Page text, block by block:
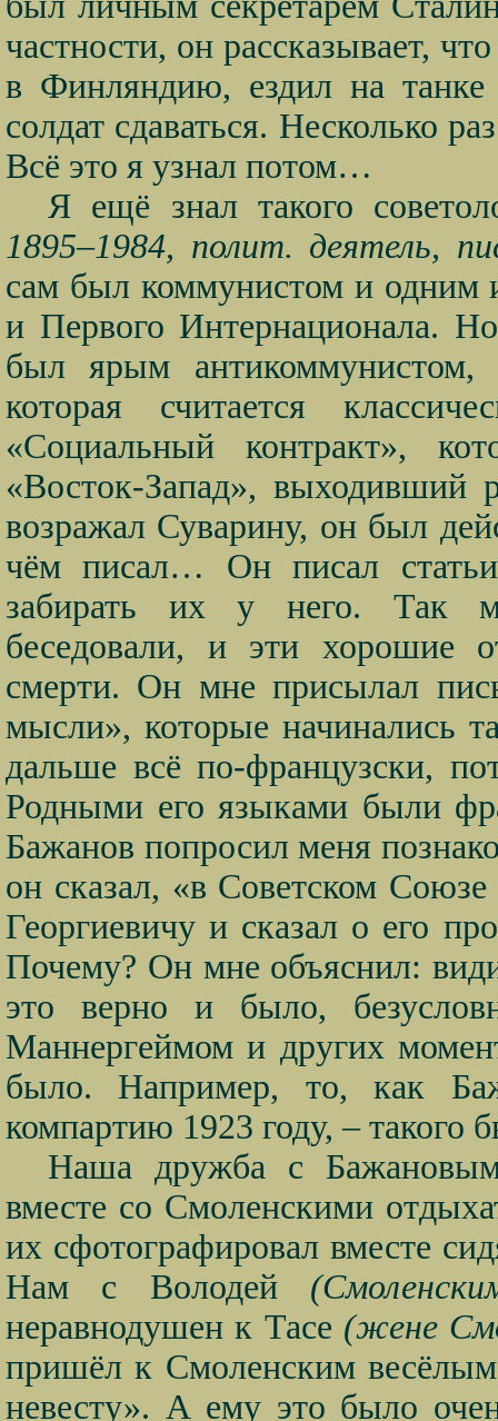
частности, он рассказывает,
в Финляндию, ездил на танке
солдат сдаваться. Несколько
Всё это я узнал потом…
Я ещё знал такого
1895–1984, полит. деятель,
сам был коммунистом и одним
и Первого Интернационала.
был ярым
которая считается
«Социальный контракт»,
«Восток-Запад», выходивший
возражал Суварину, он был
чём писал… Он писал
забирать их у него. Так
беседовали, и эти хорошие
смерти. Он мне присылал
мысли», которые начинались
дальше всё по-французски,
Родными его языками были
Бажанов попросил меня
он сказал, «в Советском
Георгиевичу и сказал о его
Почему? Он мне объяснил:
это верно и было,
Маннергеймом и других
было. Например, то, как
компартию 1923 году, – такого
Наша дружба с
вместе со Смоленскими
их сфотографировал вместе
Нам с Володей
неравнодушен к Тасе (жене
пришёл к Смоленским
невесту». А ему это было